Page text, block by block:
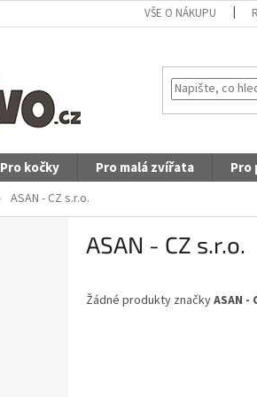
VŠE O NÁKUPU
Pro kočky Pro malá zvířata Pro
ASAN - CZ s.r.o.
ASAN - CZ s.r.o.
Žádné produkty značkyASAN -